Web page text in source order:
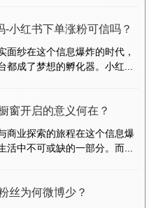
小红书下单涨粉可信吗？
面纱在这个信息爆炸的时代，
成了梦想的孵化器。小红...
窗开启的意义何在？
商业探索的旅程在这个信息爆
中不可或缺的一部分。而...
丝为何微博少？